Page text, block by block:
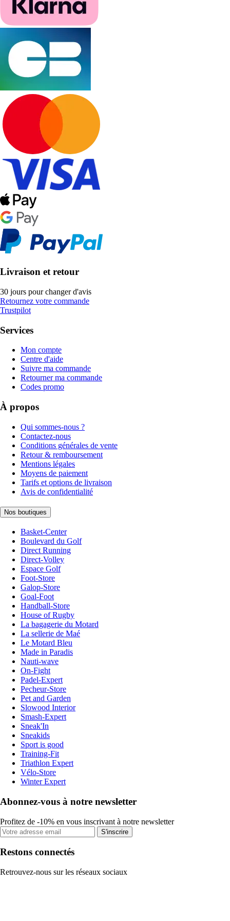
Livraison et retour
30 jours pour changer d'avis
Retournez votre commande
Trustpilot
Services
Mon compte
Centre d'aide
Suivre ma commande
Retourner ma commande
Codes promo
À propos
Qui sommes-nous ?
Contactez-nous
Conditions générales de vente
Retour & remboursement
Mentions légales
Moyens de paiement
Tarifs et options de livraison
Avis de confidentialité
Nos boutiques
Basket-Center
Boulevard du Golf
Direct Running
Direct-Volley
Espace Golf
Foot-Store
Galop-Store
Goal-Foot
Handball-Store
House of Rugby
La bagagerie du Motard
La sellerie de Maé
Le Motard Bleu
Made in Paradis
Nauti-wave
On-Fight
Padel-Expert
Pecheur-Store
Pet and Garden
Slowood Interior
Smash-Expert
Sneak'In
Sneakids
Sport is good
Training-Fit
Triathlon Expert
Vélo-Store
Winter Expert
Abonnez-vous à notre newsletter
Profitez de -10% en vous inscrivant à notre newsletter
S'inscrire
Restons connectés
Retrouvez-nous sur les réseaux sociaux